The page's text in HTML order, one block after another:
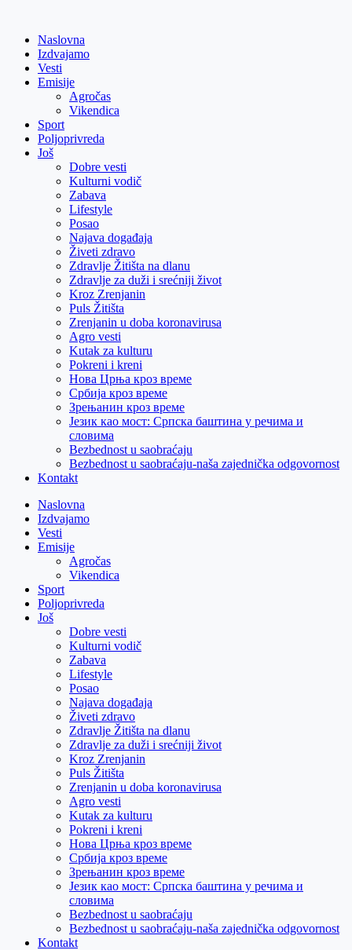
contentNaslovna
Izdvajamo
Vesti
Emisije
Agročas
Vikendica
Sport
Poljoprivreda
Još
Dobre vesti
Kulturni vodič
Zabava
Lifestyle
Posao
Najava događaja
Živeti zdravo
Zdravlje Žitišta na dlanu
Zdravlje za duži i srećniji život
Kroz Zrenjanin
Puls Žitišta
Zrenjanin u doba koronavirusa
Agro vesti
Kutak za kulturu
Pokreni i kreni
Нова Црња кроз време
Србија кроз време
Зрењанин кроз време
Језик као мост: Српска баштина у речима и
словима
Bezbednost u saobraćaju
Bezbednost u saobraćaju-naša zajednička odgovornost
Kontakt
Naslovna
Izdvajamo
Vesti
Emisije
Agročas
Vikendica
Sport
Poljoprivreda
Još
Dobre vesti
Kulturni vodič
Zabava
Lifestyle
Posao
Najava događaja
Živeti zdravo
Zdravlje Žitišta na dlanu
Zdravlje za duži i srećniji život
Kroz Zrenjanin
Puls Žitišta
Zrenjanin u doba koronavirusa
Agro vesti
Kutak za kulturu
Pokreni i kreni
Нова Црња кроз време
Србија кроз време
Зрењанин кроз време
Језик као мост: Српска баштина у речима и
словима
Bezbednost u saobraćaju
Bezbednost u saobraćaju-naša zajednička odgovornost
Kontakt